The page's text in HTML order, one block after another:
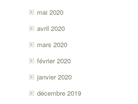
mai 2020
avril 2020
mars 2020
février 2020
janvier 2020
décembre 2019